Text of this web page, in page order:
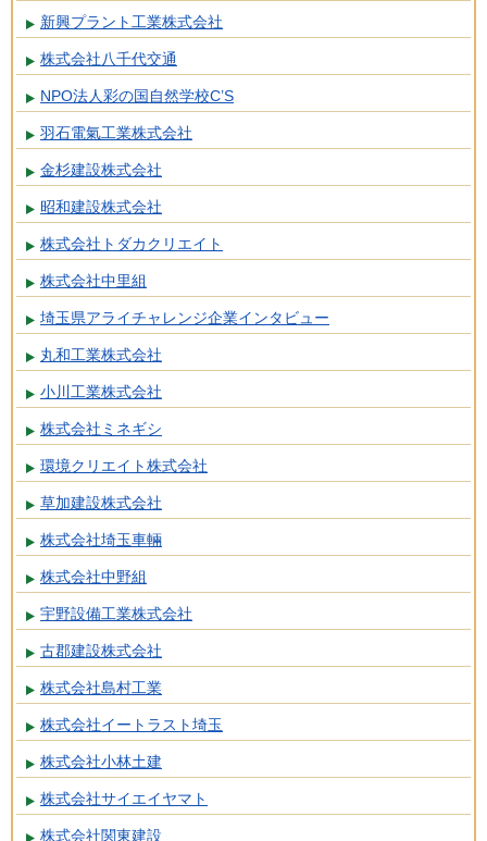
新興プラント工業株式会社
株式会社八千代交通
NPO法人彩の国自然学校C’S
羽石電氣工業株式会社
金杉建設株式会社
昭和建設株式会社
株式会社トダカクリエイト
株式会社中里組
埼玉県アライチャレンジ企業インタビュー
丸和工業株式会社
小川工業株式会社
株式会社ミネギシ
環境クリエイト株式会社
草加建設株式会社
株式会社埼玉車輛
株式会社中野組
宇野設備工業株式会社
古郡建設株式会社
株式会社島村工業
株式会社イートラスト埼玉
株式会社小林土建
株式会社サイエイヤマト
株式会社関東建設